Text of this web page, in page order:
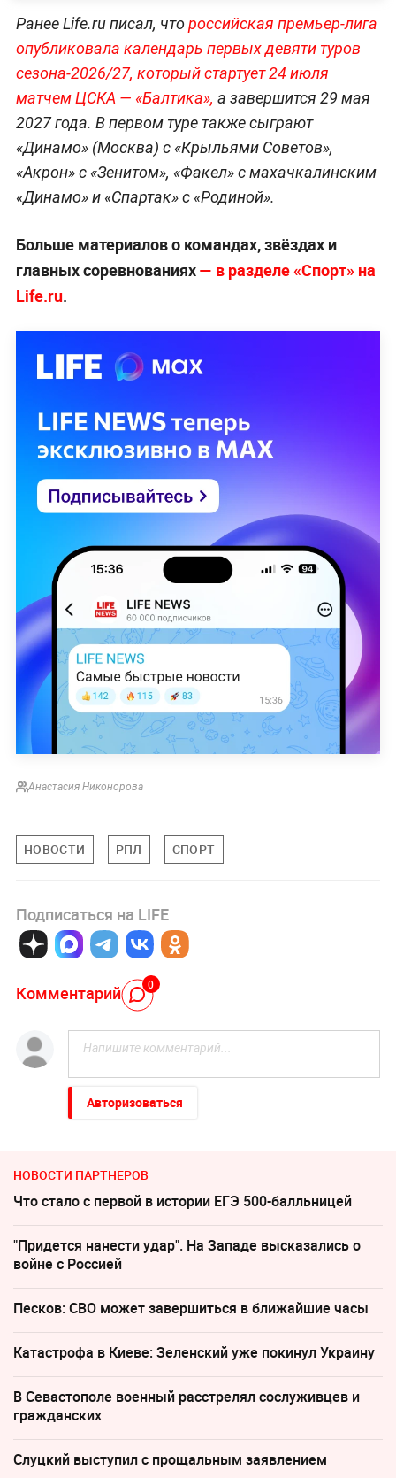
Ранее Life.ru писал, чтороссийская премьер-лига
опубликовала календарь первых девяти туров
сезона-2026/27, который стартует 24 июля
матчем ЦСКА — «Балтика», а завершится 29 мая
2027 года. В первом туре также сыграют
«Динамо» (Москва) с «Крыльями Советов»,
«Акрон» с «Зенитом», «Факел» с махачкалинским
«Динамо» и «Спартак» с «Родиной».
Больше материалов о командах, звёздах и
главных соревнованиях— в разделе «Спорт» на
Life.ru.
Анастасия Никонорова
НОВОСТИ РПЛ СПОРТ
Подписаться на LIFE
Комментарий 0
Авторизоваться
НОВОСТИ ПАРТНЕРОВ
Что стало с первой в истории ЕГЭ 500-балльницей
"Придется нанести удар". На Западе высказались о
войне с Россией
Песков: СВО может завершиться в ближайшие часы
Катастрофа в Киеве: Зеленский уже покинул Украину
В Севастополе военный расстрелял сослуживцев и
гражданских
Слуцкий выступил с прощальным заявлением